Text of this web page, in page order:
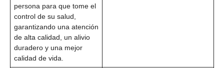
persona para que tome el
control de su salud,
garantizando una atención
de alta calidad, un alivio
duradero y una mejor
calidad de vida.